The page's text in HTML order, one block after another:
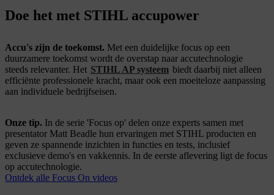
Doe het met STIHL accupower
Accu's zijn de toekomst. Met een duidelijke focus op een
duurzamere toekomst wordt de overstap naar accutechnologie
steeds relevanter. Het STIHL AP systeem biedt daarbij niet alleen
efficiënte professionele kracht, maar ook een moeiteloze aanpassing
aan individuele bedrijfseisen.
Onze tip. In de serie 'Focus op' delen onze experts samen met
presentator Matt Beadle hun ervaringen met STIHL producten en
geven ze spannende inzichten in functies en tests, inclusief
exclusieve demo's en vakkennis. In de eerste aflevering ligt de focus
op accutechnologie.
Ontdek alle Focus On videos